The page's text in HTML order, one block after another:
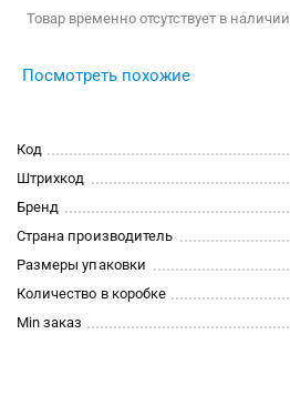
Товар временно отсутствует в наличии
Посмотреть похожие
Код
Штрихкод
Бренд
Страна производитель
Размеры упаковки
Количество в коробке
Min заказ